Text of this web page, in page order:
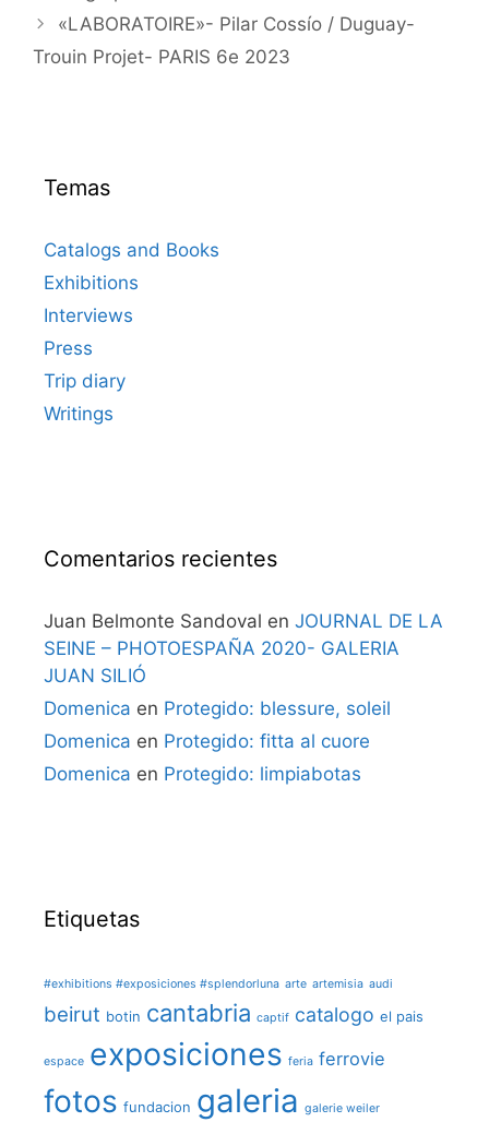
«LABORATOIRE»- Pilar Cossío / Duguay-
Trouin Projet- PARIS 6e 2023
Temas
Catalogs and Books
Exhibitions
Interviews
Press
Trip diary
Writings
Comentarios recientes
Juan Belmonte Sandoval en JOURNAL DE LA
SEINE – PHOTOESPAÑA 2020- GALERIA
JUAN SILIÓ
Domenica en Protegido: blessure, soleil
Domenica en Protegido: fitta al cuore
Domenica en Protegido: limpiabotas
Etiquetas
#exhibitions #exposiciones #splendorluna arte artemisia audi
beirut botin cantabria captif catalogo el pais
espace exposiciones feria ferrovie
fotos fundacion galeria galerie weiler